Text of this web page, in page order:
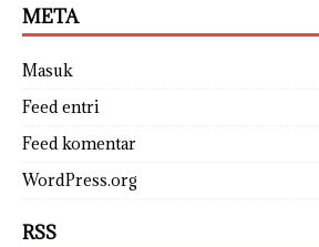
META
Masuk
Feed entri
Feed komentar
WordPress.org
RSS